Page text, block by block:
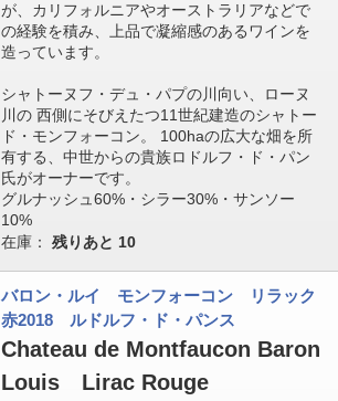
が、カリフォルニアやオーストラリアなどで
の経験を積み、上品で凝縮感のあるワインを
造っています。
シャトーヌフ・デュ・パプの川向い、ローヌ
川の 西側にそびえたつ11世紀建造のシャトー
ド・モンフォーコン。 100haの広大な畑を所
有する、中世からの貴族ロドルフ・ド・パン
氏がオーナーです。
グルナッシュ60%・シラー30%・サンソー
10%
在庫： 残りあと 10
バロン・ルイ モンフォーコン リラック
赤2018 ルドルフ・ド・パンス
Chateau de Montfaucon Baron
Louis Lirac Rouge